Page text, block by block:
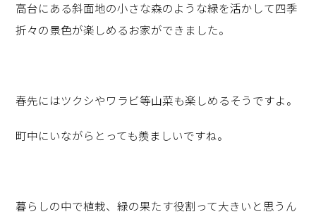
高台にある斜面地の小さな森のような緑を活かして四季
折々の景色が楽しめるお家ができました。
春先にはツクシやワラビ等山菜も楽しめるそうですよ。
町中にいながらとっても羨ましいですね。
暮らしの中で植栽、緑の果たす役割って大きいと思うん